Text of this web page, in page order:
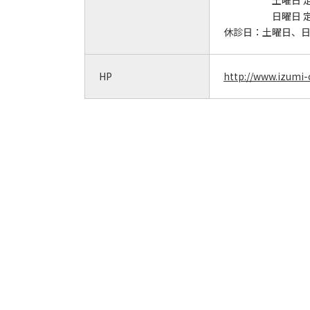
日曜日
休診日： 土曜日、
HP http://